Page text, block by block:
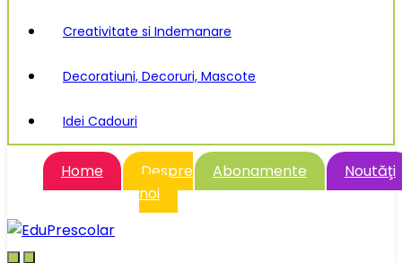
Creativitate si Indemanare
Decoratiuni, Decoruri, Mascote
Idei Cadouri
Home
Despre
noi
Abonamente Noutăţi